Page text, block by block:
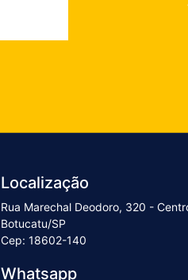
Localização
Rua Marechal Deodoro, 320 -
Botucatu/SP
Cep: 18602-140
Whatsapp